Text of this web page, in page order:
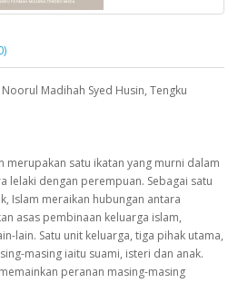
Madihah Syed Husin, Tengku
merupakan satu ikatan yang murni dalam
lelaki dengan perempuan. Sebagai satu
Islam meraikan hubungan antara
asas pembinaan keluarga islam,
lain. Satu unit keluarga, tiga pihak utama,
masing iaitu suami, isteri dan anak.
peranan masing-masing